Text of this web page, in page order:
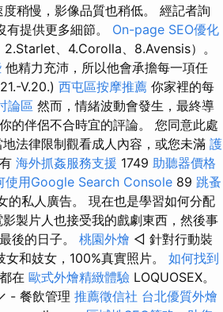
度稍慢，影像品質也稍低。 經記者詢
有提供更多細節。 On-page SEO優化
、4.Corolla、8.Avensis）。
他精力充沛，所以他會承擔每一項任
V.20.) 西屯區按摩推薦 你家裡的每
論區 然而，情緒波動會發生，最終導
的伴侶不合時宜的評論。 您同意此處
法律限制觀看成人內容，或您未滿 護
海外抓姦服務支援 1749 助聽器價格
使用Google Search Console 89 跳蚤
的私人廣告。 現在也是學習如何分配
製片人也接受我的戲劇東西，然後事
後的日子。 桃園外燴 ◅ 針對行動裝
女和妓女，100%真實照片。 如何找到
在 歐式外燴精緻體驗 LOQUOSEX。
- 餐飲管理 推薦徵信社 台北優質外燴